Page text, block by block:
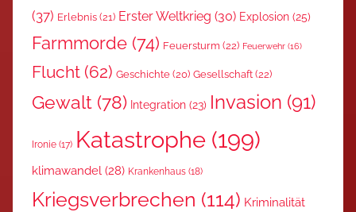
(37) Erlebnis (21) Erster Weltkrieg (30) Explosion (25)
Farmmorde (74) Feuersturm (22) Feuerwehr (16)
Flucht (62) Geschichte (20) Gesellschaft(22)
Gewalt (78) Integration (23) Invasion (91)
Ironie (17) Katastrophe (199)
klimawandel (28) Krankenhaus (18)
Kriegsverbrechen (114) Kriminalität